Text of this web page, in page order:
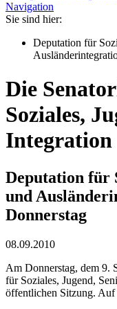
Navigation
Sie sind hier:
Deputation für
Die
Soziales,
Integration
Deputation für
und
Donnerstag
08.09.2010
Am Donnerstag, dem 9.
für Soziales, Jugend,
öffentlichen Sitzung. Auf